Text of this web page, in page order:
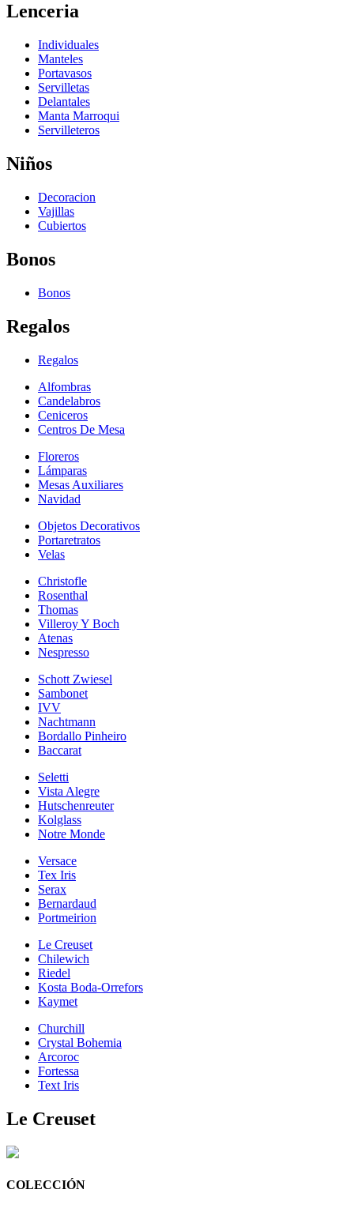
Lenceria
Individuales
Manteles
Portavasos
Servilletas
Delantales
Manta Marroqui
Servilleteros
Niños
Decoracion
Vajillas
Cubiertos
Bonos
Bonos
Regalos
Regalos
Alfombras
Candelabros
Ceniceros
Centros De Mesa
Floreros
Lámparas
Mesas Auxiliares
Navidad
Objetos Decorativos
Portaretratos
Velas
Christofle
Rosenthal
Thomas
Villeroy Y Boch
Atenas
Nespresso
Schott Zwiesel
Sambonet
IVV
Nachtmann
Bordallo Pinheiro
Baccarat
Seletti
Vista Alegre
Hutschenreuter
Kolglass
Notre Monde
Versace
Tex Iris
Serax
Bernardaud
Portmeirion
Le Creuset
Chilewich
Riedel
Kosta Boda-Orrefors
Kaymet
Churchill
Crystal Bohemia
Arcoroc
Fortessa
Text Iris
Le Creuset
COLECCIÓN